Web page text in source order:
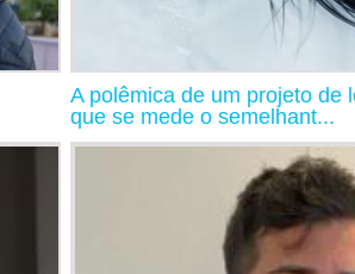
A polêmica de um projeto de
que se mede o semelhant...